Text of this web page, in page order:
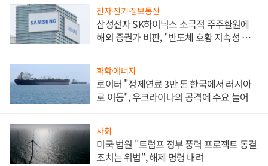
전자·전기·정보통신
삼성전자 SK하이닉스 소극적 주주환원에
해외 증권가 비판, "반도체 호황 지속성 의
화학·에너지
로이터 "정제연료 3만 톤 한국에서 러시아
로 이동", 우크라이나의 공격에 수요 늘어
사회
미국 법원 "트럼프 정부 풍력 프로젝트 동결
조치는 위법", 해제 명령 내려